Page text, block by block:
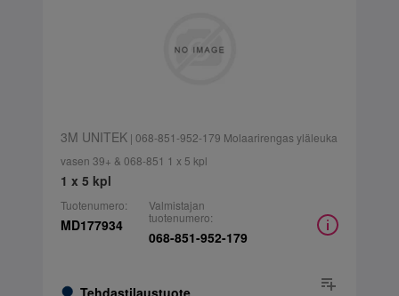
3M UNITEK| 068-851-952-179 Molaarirengas yläleuka
vasen 39+ & 068-851 1 x 5 kpl
1 x 5 kpl
Tuotenumero:
MD177934
Tehdastilaustuote
Valmistajan
tuotenumero:
068-851-952-179